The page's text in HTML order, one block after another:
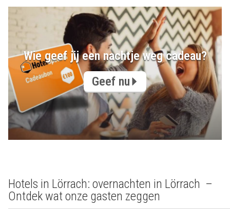
Wie geef jij een nachtje weg cadeau?
Geef nu
Hotels in Lörrach: overnachten in Lörrach –
Ontdek wat onze gasten zeggen